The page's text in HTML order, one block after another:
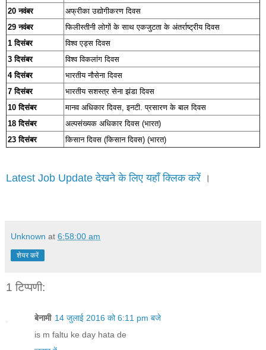
20 नवंबर
अफ्रीका उद्योगीकरण दिवस
29 नवंबर
फिलीस्तीनी लोगों के साथ एकजुटता के अंतर्राष्ट्रीय दिवस
1 दिसंबर
विश्व एड्स दिवस
3 दिसंबर
विश्व विकलांग दिवस
4 दिसंबर
भारतीय नौसेना दिवस
7 दिसंबर
भारतीय सशस्त्र सेना झंडा दिवस
10 दिसंबर
मानव अधिकार दिवस, इनटी. प्रसारण के बाल दिवस
18 दिसंबर
अल्पसंख्यक अधिकार दिवस (भारत)
23 दिसंबर
किसान दिवस (किसान दिवस) (भारत)
Latest Job Update देखने के लिए यहाँ क्लिक करें ।
Unknown at 6:58:00 am
शेयर करें
1 टिप्पणी:
बेनामी 14 जुलाई 2016 को 6:11 pm बजे
is m faltu ke day hata de